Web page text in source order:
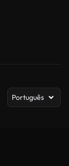
Português